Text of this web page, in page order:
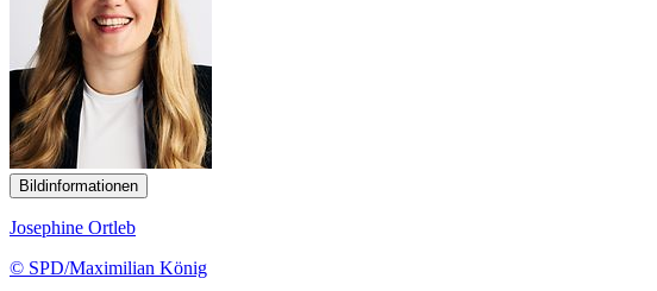
Bildinformationen
Josephine Ortleb
© SPD/Maximilian König